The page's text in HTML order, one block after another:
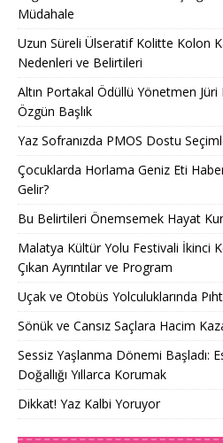
Müdahale
Uzun Süreli Ülseratif Kolitte Kolon
Nedenleri ve Belirtileri
Altın Portakal Ödüllü Yönetmen Jüri
Özgün Başlık
Yaz Sofranızda PMOS Dostu
Çocuklarda Horlama Geniz Eti
Gelir?
Bu Belirtileri Önemsemek Hayat
Malatya Kültür Yolu Festivali İkinci
Çıkan Ayrıntılar ve Program
Uçak ve Otobüs Yolculuklarında
Sönük ve Cansız Saçlara Hacim
Sessiz Yaşlanma Dönemi Başladı:
Doğallığı Yıllarca Korumak
Dikkat! Yaz Kalbi Yoruyor